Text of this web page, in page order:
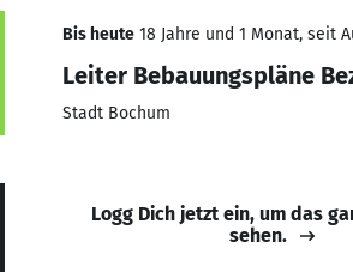
Bis heute 18 Jahre und 1 Monat, seit
Leiter Bebauungspläne
Stadt Bochum
Logg Dich jetzt ein, um das
sehen.